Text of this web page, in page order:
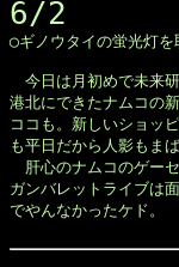
6/2
◯ギノウタイの蛍光灯を
今日は月初めで未来
港北にできたナムコの
ココも。新しいショッ
も平日だから人影もま
肝心のナムコのゲー
ガンバレットライブは
でやんなかったケド。